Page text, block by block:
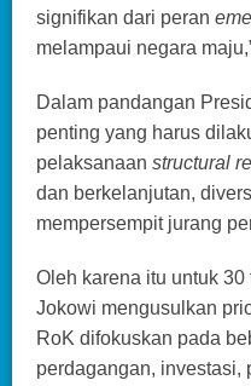
signifikan dari peran
melampaui negara
Dalam pandangan
penting yang harus
pelaksanaan structural
dan berkelanjutan,
mempersempit jurang
Oleh karena itu untuk
Jokowi mengusulkan
RoK difokuskan pada
perdagangan, investasi,